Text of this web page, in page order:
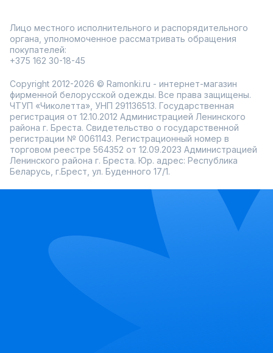
Лицо местного исполнительного и распорядительного
органа, уполномоченное рассматривать обращения
покупателей:
+375 162 30-18-45
Copyright 2012-2026 © Ramonki.ru - интернет-магазин
фирменной белорусской одежды. Все права защищены.
ЧТУП «Чиколетта», УНП 291136513. Государственная
регистрация от 12.10.2012 Администрацией Ленинского
района г. Бреста. Свидетельство о государственной
регистрации № 0061143. Регистрационный номер в
торговом реестре 564352 от 12.09.2023 Администрацией
Ленинского района г. Бреста. Юр. адрес: Республика
Беларусь, г.Брест, ул. Буденного 17/1.